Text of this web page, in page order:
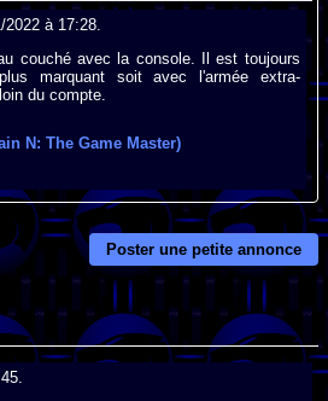
2022 à 17:28.
couché avec la console. Il est toujours
marquant soit avec l'armée extra-
du compte.
N: The Game Master)
Poster une petite annonce